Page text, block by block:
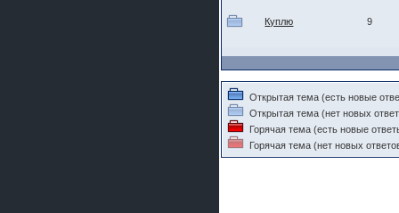
Куплю 9
Открытая тема (есть новые
Открытая тема (нет новых
Горячая тема (есть новые
Горячая тема (нет новых